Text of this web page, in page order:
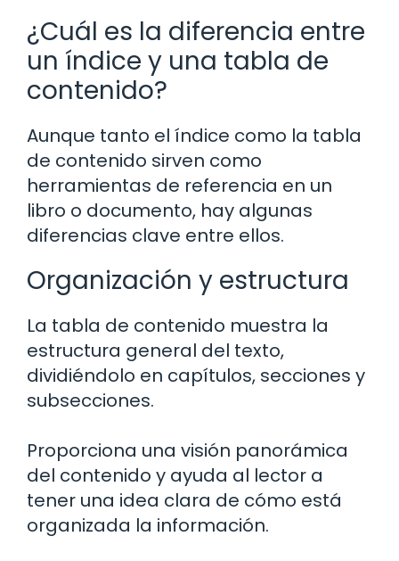
¿Cuál es la diferencia entre
un índice y una tabla de
contenido?
Aunque tanto el índice como la tabla
de contenido sirven como
herramientas de referencia en un
libro o documento, hay algunas
diferencias clave entre ellos.
Organización y estructura
La tabla de contenido muestra la
estructura general del texto,
dividiéndolo en capítulos, secciones y
subsecciones.
Proporciona una visión panorámica
del contenido y ayuda al lector a
tener una idea clara de cómo está
organizada la información.